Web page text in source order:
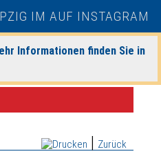
Informationen finden Sie in
Zurück